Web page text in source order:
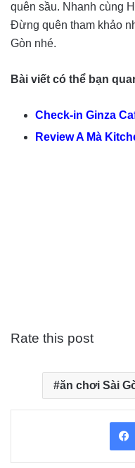
quên sầu. Nhanh cùng
Đừng quên tham khảo
Gòn nhé.
Bài viết có thể bạn
Check-in Ginza
Review A Mà
Rate this post
ăn chơi Sài